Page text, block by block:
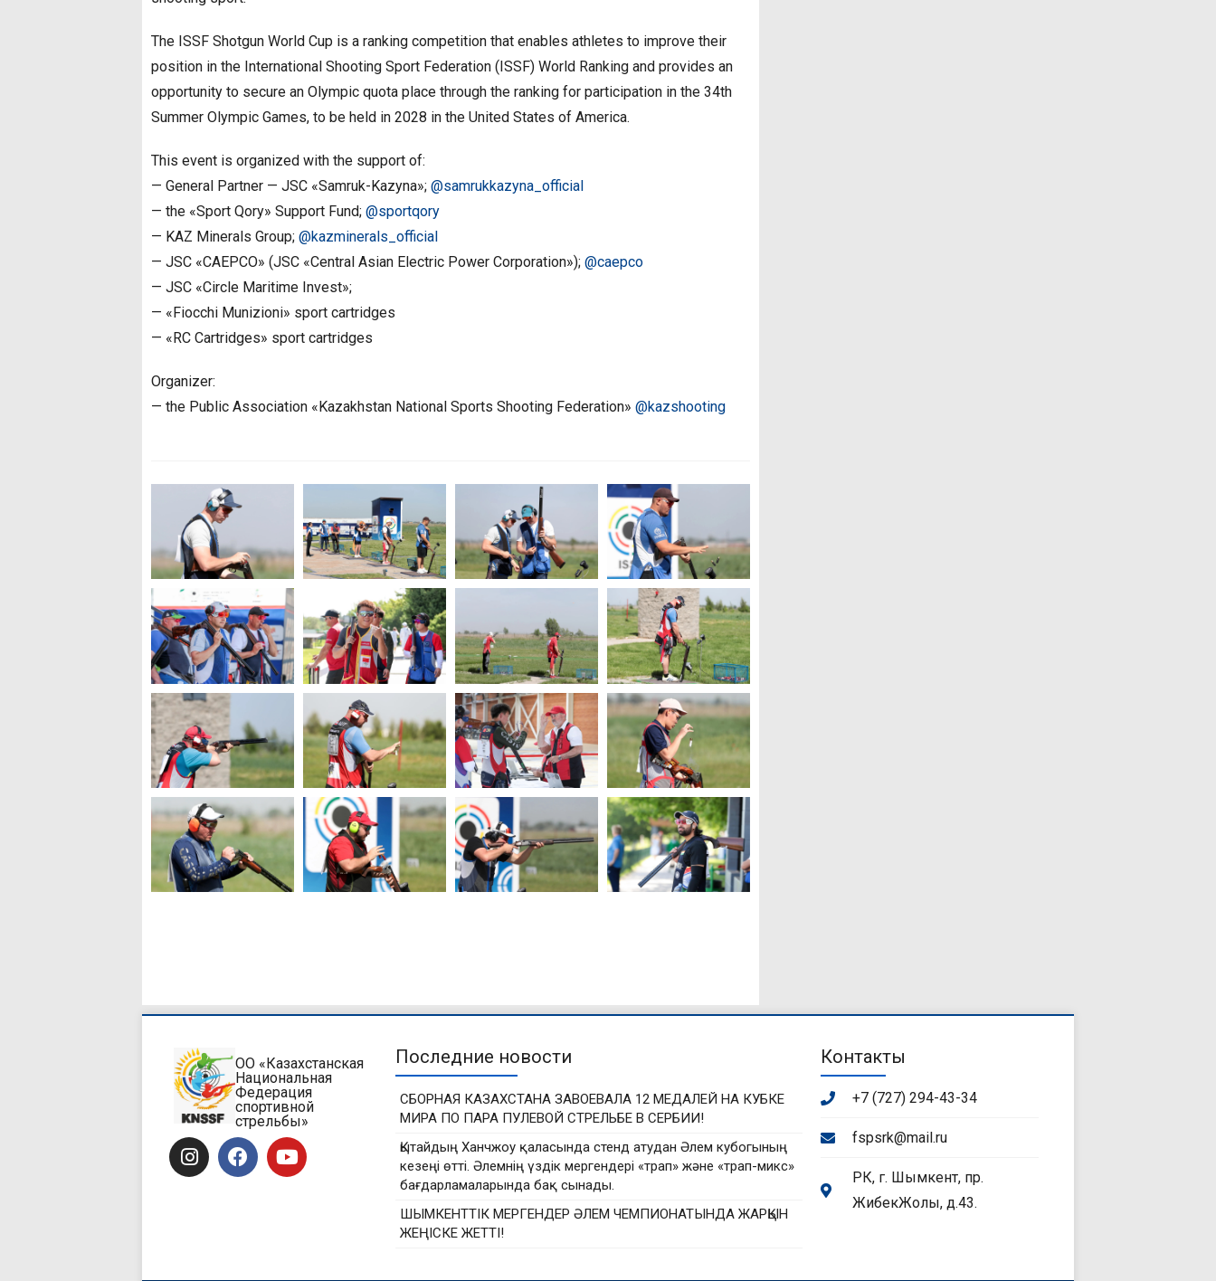
The ISSF Shotgun World Cup is a ranking competition that enables athletes to improve their
position in the International Shooting Sport Federation (ISSF) World Ranking and provides an
opportunity to secure an Olympic quota place through the ranking for participation in the 34th
Summer Olympic Games, to be held in 2028 in the United States of America.
This event is organized with the support of:
— General Partner — JSC «Samruk-Kazyna»; @samrukkazyna_official
— the «Sport Qory» Support Fund; @sportqory
— KAZ Minerals Group; @kazminerals_official
— JSC «CAEPCO» (JSC «Central Asian Electric Power Corporation»); @caepco
— JSC «Circle Maritime Invest»;
— «Fiocchi Munizioni» sport cartridges
— «RC Cartridges» sport cartridges
Organizer:
— the Public Association «Kazakhstan National Sports Shooting Federation» @kazshooting
ОО «Казахстанская
Национальная
Федерация
спортивной
стрельбы»
Последние новости
СБОРНАЯ КАЗАХСТАНА ЗАВОЕВАЛА 12 МЕДАЛЕЙ НА КУБКЕ
МИРА ПО ПАРА ПУЛЕВОЙ СТРЕЛЬБЕ В СЕРБИИ!
Қытайдың Ханчжоу қаласында стенд атудан Әлем кубогының
кезеңі өтті. Әлемнің үздік мергендері «трап» және «трап-микс»
бағдарламаларында бақ сынады.
ШЫМКЕНТТІК МЕРГЕНДЕР ӘЛЕМ ЧЕМПИОНАТЫНДА ЖАРҚЫН
ЖЕҢІСКЕ ЖЕТТІ!
Контакты
+7 (727) 294-43-34
fspsrk@mail.ru
РК, г. Шымкент, пр.
ЖибекЖолы, д.43.